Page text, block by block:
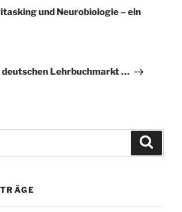
und Neurobiologie – ein
Lehrbuchmarkt …